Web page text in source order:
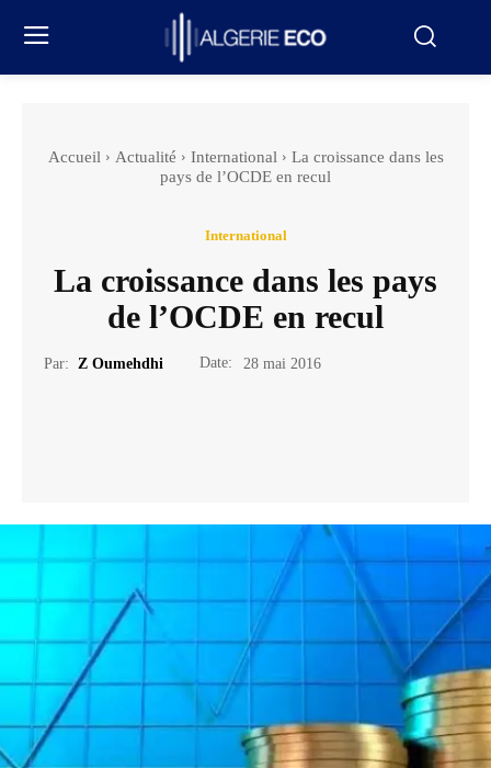
Accueil Actualité International
La croissance dans les
pays de l’OCDE en recul
International
La croissance dans les pays
de l’OCDE en recul
Par: Z Oumehdhi Date: 28 mai 2016